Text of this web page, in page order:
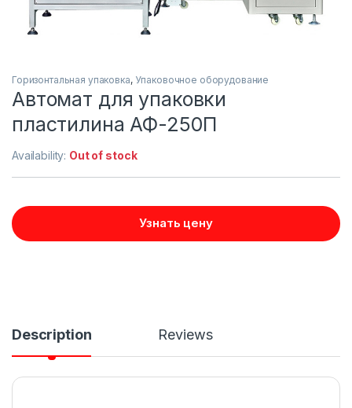
Горизонтальная упаковка, Упаковочное оборудование
Автомат для упаковки
пластилина АФ-250П
Availability: Out of stock
Узнать цену
Description Reviews